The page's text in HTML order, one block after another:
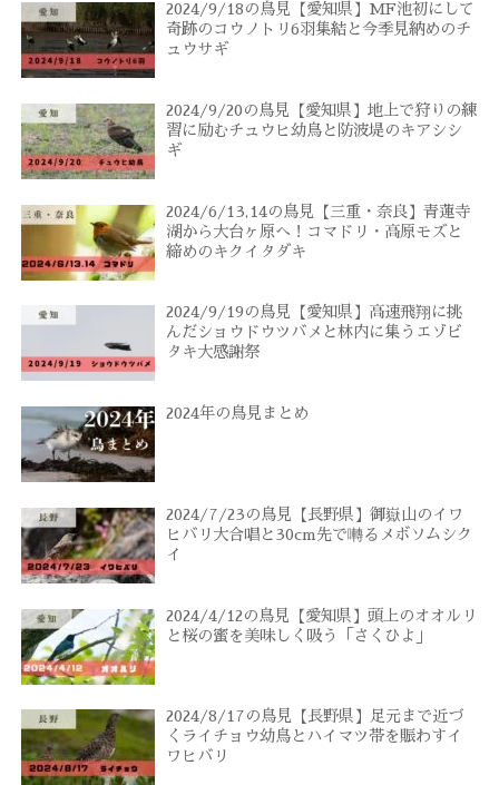
2024/9/18の鳥見【愛知県】MF池初にして
奇跡のコウノトリ6羽集結と今季見納めのチ
ュウサギ
2024/9/20の鳥見【愛知県】地上で狩りの練
習に励むチュウヒ幼鳥と防波堤のキアシシ
ギ
2024/6/13,14の鳥見【三重・奈良】青蓮寺
湖から大台ヶ原へ！コマドリ・高原モズと
締めのキクイタダキ
2024/9/19の鳥見【愛知県】高速飛翔に挑
んだショウドウツバメと林内に集うエゾビ
タキ大感謝祭
2024年の鳥見まとめ
2024/7/23の鳥見【長野県】御嶽山のイワ
ヒバリ大合唱と30cm先で囀るメボソムシク
イ
2024/4/12の鳥見【愛知県】頭上のオオルリ
と桜の蜜を美味しく吸う「さくひよ」
2024/8/17の鳥見【長野県】足元まで近づ
くライチョウ幼鳥とハイマツ帯を賑わすイ
ワヒバリ